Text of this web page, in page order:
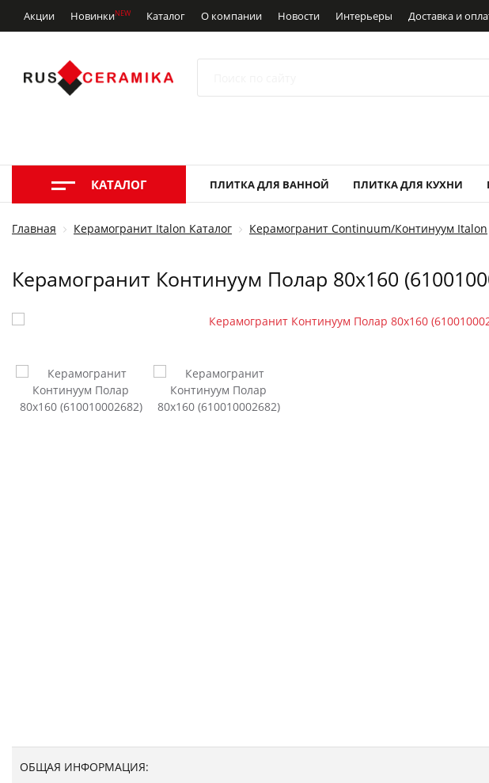
Акции НовинкиNEW Каталог О компании Новости Интерьеры Доставка и
КАТАЛОГ ПЛИТКА ДЛЯ ВАННОЙ ПЛИТКА ДЛЯ КУХНИ
Главная Керамогранит Italon Каталог Керамогранит Continuum/Континуум Italon
Керамогранит Континуум Полар 80x160
ОБЩАЯ ИНФОРМАЦИЯ: